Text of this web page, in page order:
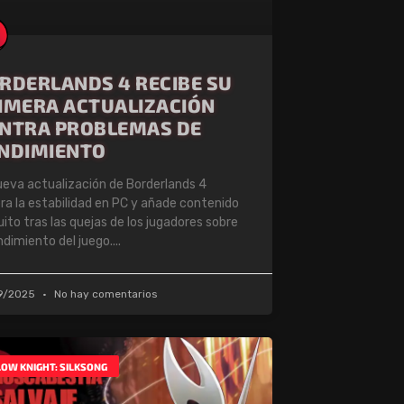
4 RECIBE SU
ACTUALIZACIÓN
PROBLEMAS DE
actualización de Borderlands 4
la estabilidad en PC y añade contenido
tras las quejas de los jugadores sobre
del juego.
2025 No hay comentarios
KNIGHT: SILKSONG